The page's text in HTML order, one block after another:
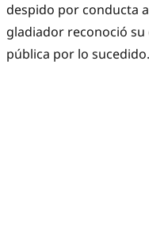
despido por conducta
gladiador reconoció
pública por lo sucedido.